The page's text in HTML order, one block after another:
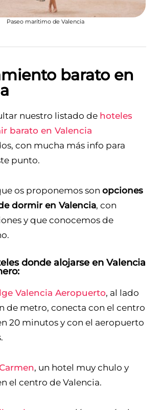
Paseo marítimo de Valencia
barato en
nuestro listado de hoteles
barato en Valencia
con mucha más info para
punto.
os proponemos son opciones
dormir en Valencia, con
y que conocemos de
donde alojarse en Valencia
Valencia Aeropuerto, al lado
de metro, conecta con el centro
20 minutos y con el aeropuerto
, un hotel muy chulo y
el centro de Valencia.